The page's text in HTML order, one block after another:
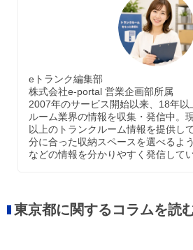
eトランク編集部
株式会社e-portal 営業企画部所属
2007年のサービス開始以来、18年以
ルーム業界の情報を収集・発信中。
以上のトランクルーム情報を提供し
分に合った収納スペースを選べるよ
などの情報を分かりやすく発信してい
東京都に関するコラムを読